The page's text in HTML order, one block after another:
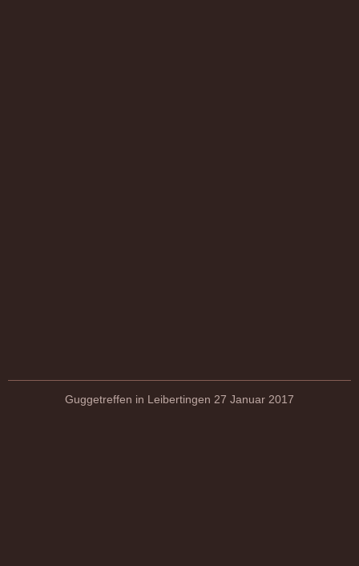
Guggetreffen in Leibertingen 27 Januar 2017